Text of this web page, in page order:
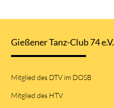
Gießener Tanz-Club 74 e.V.
Mitglied des DTV im DOSB
Mitglied des HTV